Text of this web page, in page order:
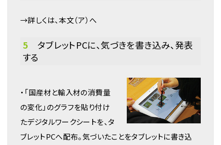
→詳しくは、本文（ア）へ
5 タブレットPCに、気づきを書き込み、発表
する
・「国産材と輸入材の消費量
の変化」のグラフを貼り付け
たデジタルワークシートを、タ
ブレットPCへ配布。気づいたことをタブレットに書き込